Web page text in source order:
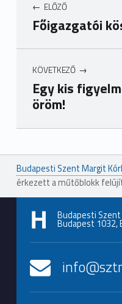
ELŐZŐ
Főigazgatói
KÖVETKEZŐ
Egy kis
öröm!
Ugrás a főmenühöz
Budapesti Szent Margit
érkezett a műtőblokk
Budapesti
Budapest 1032,